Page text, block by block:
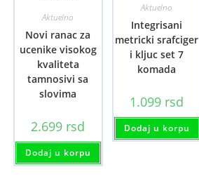
Aktuelno
Novi ranac za
ucenike visokog
kvaliteta
tamnosivi sa
slovima
2.699 rsd
Dodaj u korpu
Aktuelno
Integrisani
metricki srafciger
i kljuc set 7
komada
1.099 rsd
Dodaj u korpu